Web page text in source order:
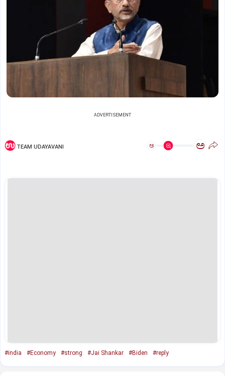
ADVERTISEMENT
TEAM UDAYAVANI ಅ ಅ
#india #Economy #strong #Jai Shankar #Biden #reply